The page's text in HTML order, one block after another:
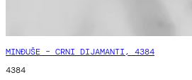
MINĐUŠE – CRNI DIJAMANTI, 4384
4384